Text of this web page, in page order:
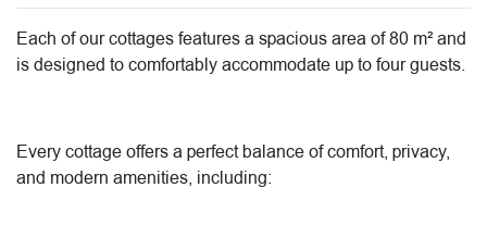
Each of our cottages features a spacious area of 80 m² and
is designed to comfortably accommodate up to four guests.
Every cottage offers a perfect balance of comfort, privacy,
and modern amenities, including: